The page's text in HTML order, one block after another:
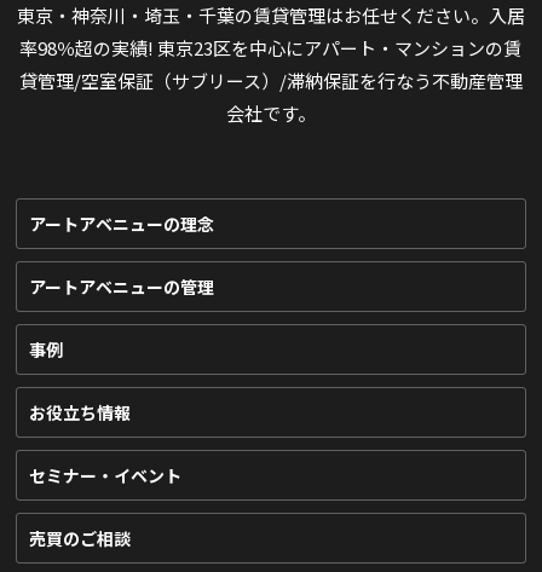
東京・神奈川・埼玉・千葉の賃貸管理はお任せください。入居
率98％超の実績! 東京23区を中心にアパート・マンションの賃
貸管理/空室保証（サブリース）/滞納保証を行なう不動産管理
会社です。
アートアベニューの理念
アートアベニューの管理
事例
お役立ち情報
セミナー・イベント
売買のご相談